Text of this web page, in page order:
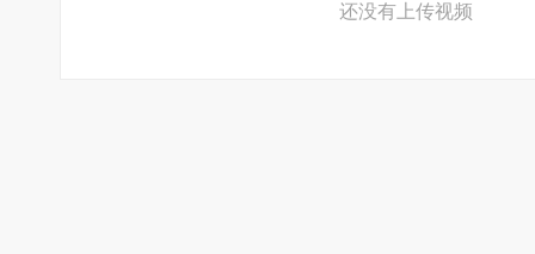
还没有上传视频